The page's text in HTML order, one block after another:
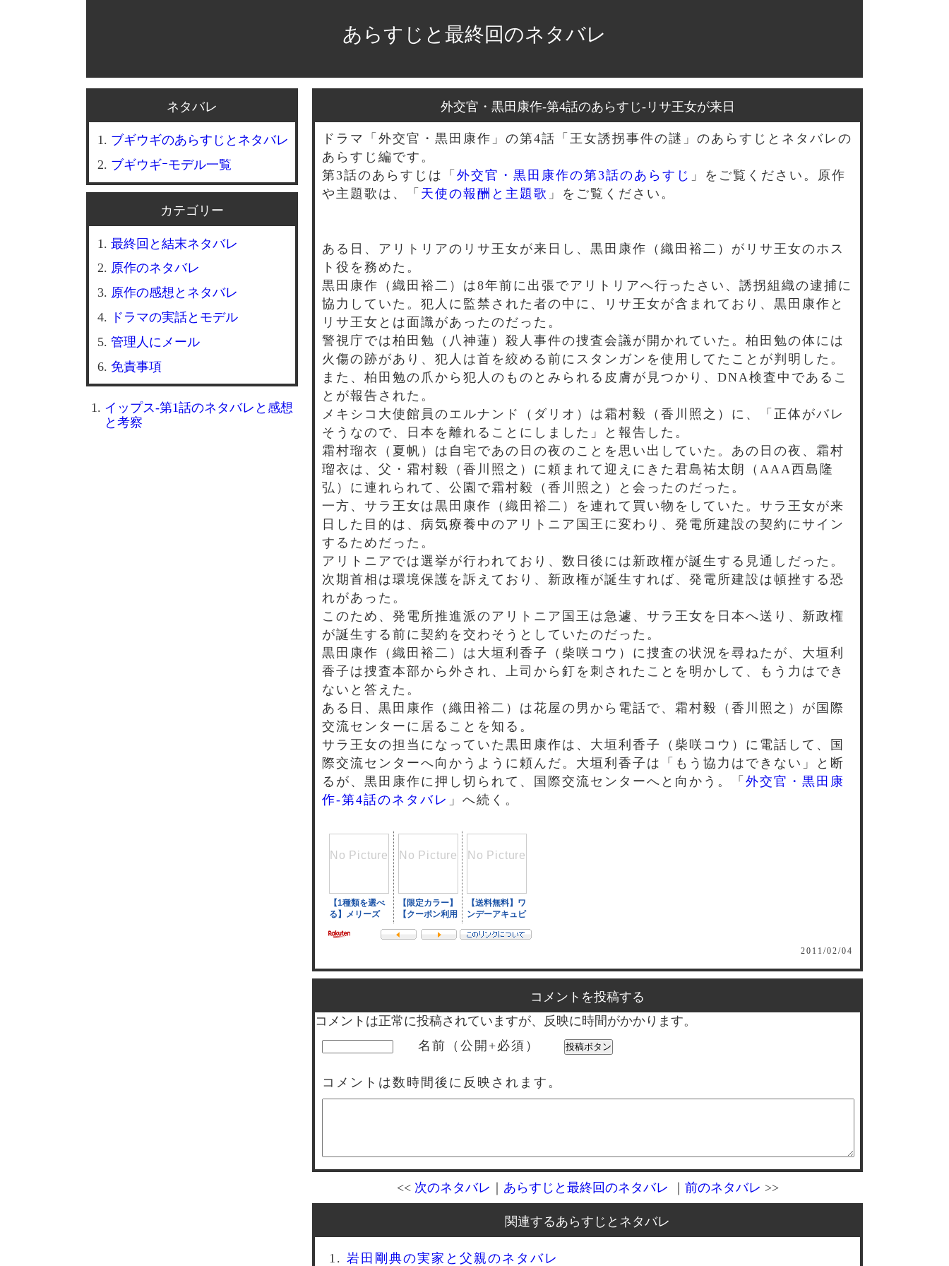
あらすじと最終回のネタバレ
外交官・黒田康作-第4話のあらすじ-リサ王女が来日
ドラマ「外交官・黒田康作」の第4話「王女誘拐事件の謎」のあらすじとネタバレの
あらすじ編です。
第3話のあらすじは「 外交官・黒田康作の第3話のあらすじ 」をご覧ください。原作
や主題歌は、「 天使の報酬と主題歌 」をご覧ください。
ある日、アリトリアのリサ王女が来日し、黒田康作（織田裕二）がリサ王女のホス
ト役を務めた。
黒田康作（織田裕二）は8年前に出張でアリトリアへ行ったさい、誘拐組織の逮捕に
協力していた。犯人に監禁された者の中に、リサ王女が含まれており、黒田康作と
リサ王女とは面識があったのだった。
警視庁では柏田勉（八神蓮）殺人事件の捜査会議が開かれていた。柏田勉の体には
火傷の跡があり、犯人は首を絞める前にスタンガンを使用してたことが判明した。
また、柏田勉の爪から犯人のものとみられる皮膚が見つかり、DNA検査中であるこ
とが報告された。
メキシコ大使館員のエルナンド（ダリオ）は霜村毅（香川照之）に、「正体がバレ
そうなので、日本を離れることにしました」と報告した。
霜村瑠衣（夏帆）は自宅であの日の夜のことを思い出していた。あの日の夜、霜村
瑠衣は、父・霜村毅（香川照之）に頼まれて迎えにきた君島祐太朗（AAA西島隆
弘）に連れられて、公園で霜村毅（香川照之）と会ったのだった。
一方、サラ王女は黒田康作（織田裕二）を連れて買い物をしていた。サラ王女が来
日した目的は、病気療養中のアリトニア国王に変わり、発電所建設の契約にサイン
するためだった。
アリトニアでは選挙が行われており、数日後には新政権が誕生する見通しだった。
次期首相は環境保護を訴えており、新政権が誕生すれば、発電所建設は頓挫する恐
れがあった。
このため、発電所推進派のアリトニア国王は急遽、サラ王女を日本へ送り、新政権
が誕生する前に契約を交わそうとしていたのだった。
黒田康作（織田裕二）は大垣利香子（柴咲コウ）に捜査の状況を尋ねたが、大垣利
香子は捜査本部から外され、上司から釘を刺されたことを明かして、もう力はでき
ないと答えた。
ある日、黒田康作（織田裕二）は花屋の男から電話で、霜村毅（香川照之）が国際
交流センターに居ることを知る。
サラ王女の担当になっていた黒田康作は、大垣利香子（柴咲コウ）に電話して、国
際交流センターへ向かうように頼んだ。大垣利香子は「もう協力はできない」と断
るが、黒田康作に押し切られて、国際交流センターへと向かう。「 外交官・黒田康
作-第4話のネタバレ 」へ続く。
2011/02/04
コメントを投稿する
コメントは正常に投稿されていますが、反映に時間がかかります。
名前（公開+必須）
コメントは数時間後に反映されます。
<< 次のネタバレ あらすじと最終回のネタバレ 前のネタバレ >>
関連するあらすじとネタバレ
岩田剛典の実家と父親のネタバレ
ネタバレ
ブギウギのあらすじとネタバレ
ブギウギｰモデル一覧
カテゴリー
最終回と結末ネタバレ
原作のネタバレ
原作の感想とネタバレ
ドラマの実話とモデル
管理人にメール
免責事項
イップス-第1話のネタバレと感想
と考察